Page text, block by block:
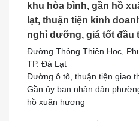
khu hòa bình, gần hồ
lạt, thuận tiện kinh
nghỉ dưỡng, giá tốt đầu
Đường Thông Thiên Học,
TP. Đà Lạt
Đường ô tô, thuận tiện giao
Gần ủy ban nhân dân
hồ xuân hương